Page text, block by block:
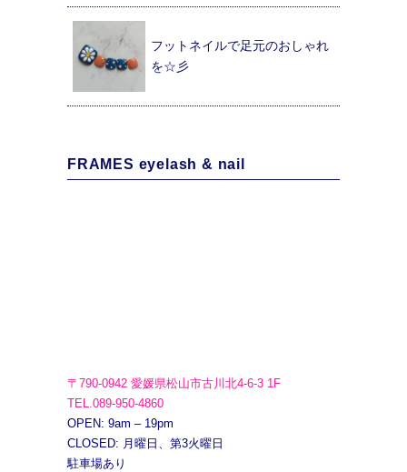
フットネイルで足元のおしゃれ
を☆彡
FRAMES eyelash & nail
〒790-0942 愛媛県松山市古川北4-6-3 1F
TEL.089-950-4860
OPEN: 9am – 19pm
CLOSED: 月曜日、第3火曜日
駐車場あり